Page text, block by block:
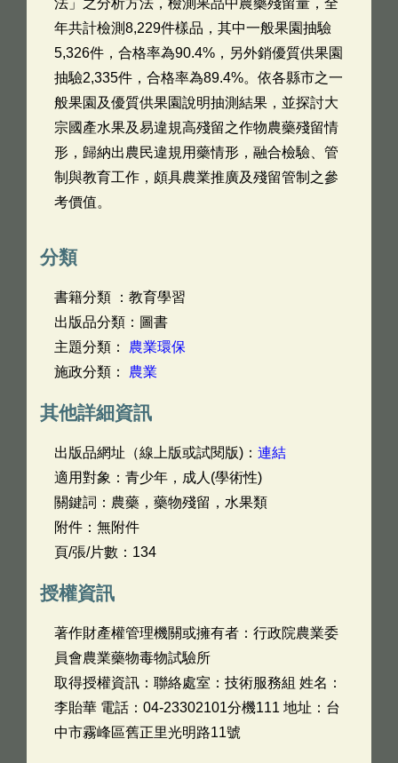
法」之分析方法，檢測果品中農藥殘留量，全
年共計檢測8,229件樣品，其中一般果園抽驗
5,326件，合格率為90.4%，另外銷優質供果園
抽驗2,335件，合格率為89.4%。依各縣市之一
般果園及優質供果園說明抽測結果，並探討大
宗國產水果及易違規高殘留之作物農藥殘留情
形，歸納出農民違規用藥情形，融合檢驗、管
制與教育工作，頗具農業推廣及殘留管制之參
考價值。
分類
書籍分類 ：教育學習
出版品分類：圖書
主題分類： 農業環保
施政分類： 農業
其他詳細資訊
出版品網址（線上版或試閱版)： 連結
適用對象：青少年，成人(學術性)
關鍵詞：農藥，藥物殘留，水果類
附件：無附件
頁/張/片數：134
授權資訊
著作財產權管理機關或擁有者：行政院農業委
員會農業藥物毒物試驗所
取得授權資訊：聯絡處室：技術服務組 姓名：
李貽華 電話：04-23302101分機111 地址：台
中市霧峰區舊正里光明路11號